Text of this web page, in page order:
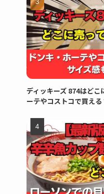
ディッキーズ 874はどこ
ーテやコストコで買える